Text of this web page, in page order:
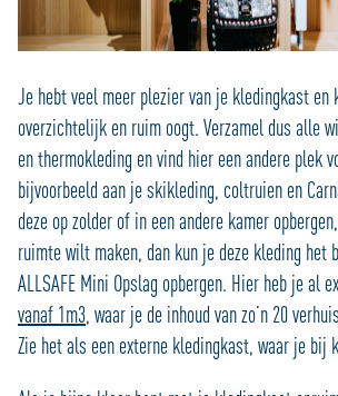
Je hebt veel meer plezier van je kledingkast en
overzichtelijk en ruim oogt. Verzamel dus alle
en thermokleding en vind hier een andere plek
bijvoorbeeld aan je skikleding, coltruien en
deze op zolder of in een andere kamer
ruimte wilt maken, dan kun je deze kleding het
ALLSAFE Mini Opslag opbergen. Hier heb je al
vanaf 1m3, waar je de inhoud van zo’n 20
Zie het als een externe kledingkast, waar je bij